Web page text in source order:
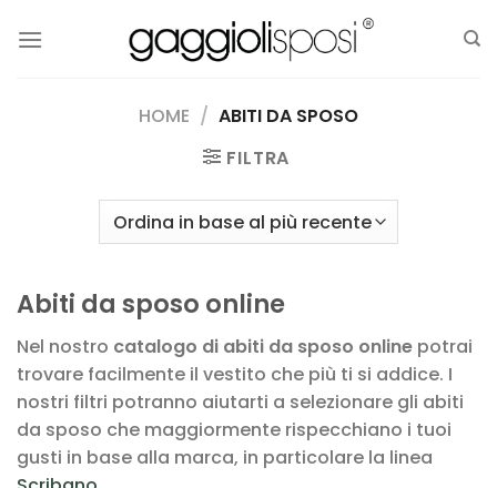
HOME / ABITI DA SPOSO
FILTRA
Abiti da sposo online
Nel nostro catalogo di abiti da sposo online potrai
trovare facilmente il vestito che più ti si addice. I
nostri filtri potranno aiutarti a selezionare gli abiti
da sposo che maggiormente rispecchiano i tuoi
gusti in base alla marca, in particolare la linea